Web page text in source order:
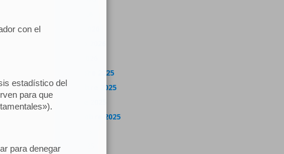
diciembre 2025
noviembre 2025
septiembre 2025
junio 2025